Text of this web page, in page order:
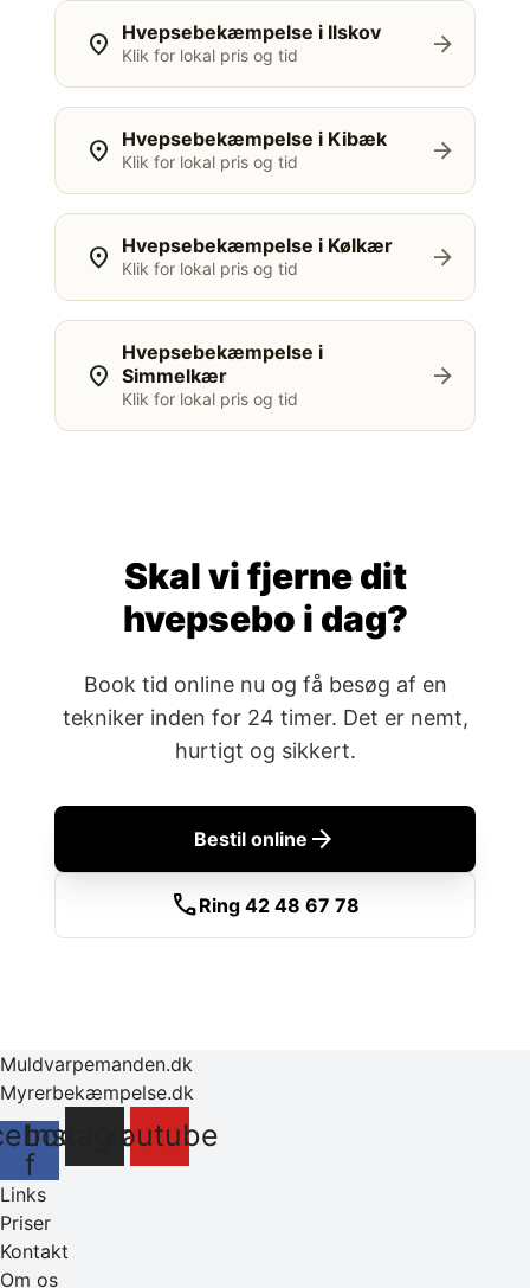
location_on Hvepsebekæmpelse i Ilskov
Klik for lokal pris og tid arrow_forward
location_on Hvepsebekæmpelse i Kibæk
Klik for lokal pris og tid arrow_forward
location_on Hvepsebekæmpelse i Kølkær
Klik for lokal pris og tid arrow_forward
location_on
Hvepsebekæmpelse i
Simmelkær
Klik for lokal pris og tid
arrow_forward
Skal vi fjerne dit
hvepsebo i dag?
Book tid online nu og få besøg af en
tekniker inden for 24 timer. Det er nemt,
hurtigt og sikkert.
Bestil online arrow_forward
callRing 42 48 67 78
Muldvarpemanden.dk
Myrerbekæmpelse.dk
f
InstagramYoutube
Links
Priser
Kontakt
Om os